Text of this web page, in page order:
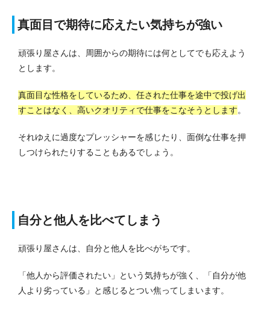
真面目で期待に応えたい気持ちが強い
頑張り屋さんは、周囲からの期待には何としてでも応えよう
とします。
真面目な性格をしているため、任された仕事を途中で投げ出
すことはなく、高いクオリティで仕事をこなそうとします。
それゆえに過度なプレッシャーを感じたり、面倒な仕事を押
しつけられたりすることもあるでしょう。
自分と他人を比べてしまう
頑張り屋さんは、自分と他人を比べがちです。
「他人から評価されたい」という気持ちが強く、「自分が他
人より劣っている」と感じるとつい焦ってしまいます。